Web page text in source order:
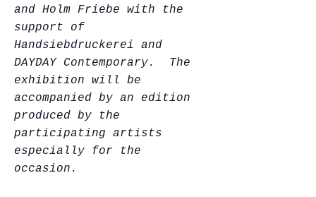
and Holm Friebe with the
support of
Handsiebdruckerei and
DAYDAY Contemporary. The
exhibition will be
accompanied by an edition
produced by the
participating artists
especially for the
occasion.